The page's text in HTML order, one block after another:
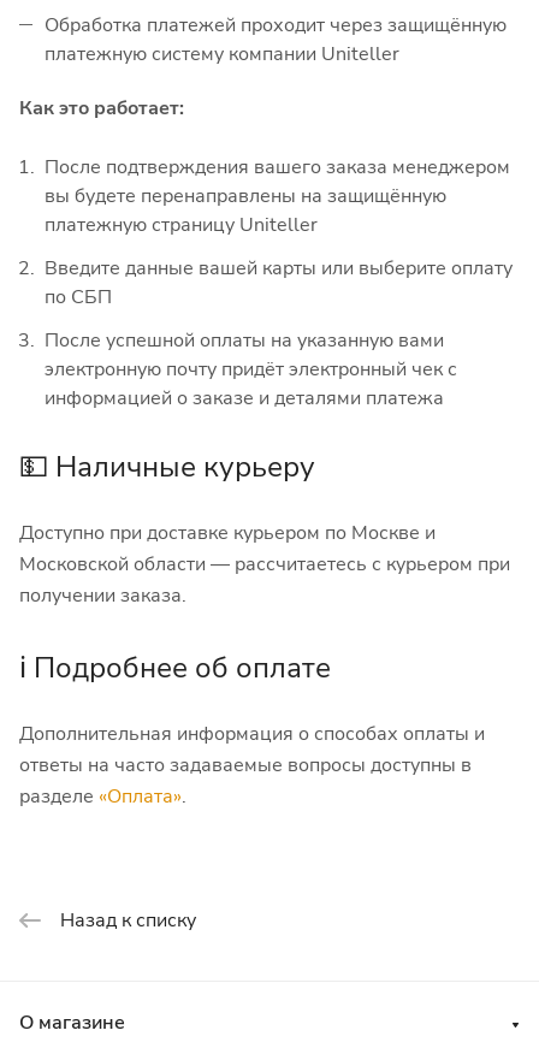
Обработка платежей проходит через защищённую
платежную систему компании Uniteller
Как это работает:
После подтверждения вашего заказа менеджером
вы будете перенаправлены на защищённую
платежную страницу Uniteller
Введите данные вашей карты или выберите оплату
по СБП
После успешной оплаты на указанную вами
электронную почту придёт электронный чек с
информацией о заказе и деталями платежа
💵 Наличные курьеру
Доступно при доставке курьером по Москве и
Московской области — рассчитаетесь с курьером при
получении заказа.
ℹ️ Подробнее об оплате
Дополнительная информация о способах оплаты и
ответы на часто задаваемые вопросы доступны в
разделе «Оплата».
Назад к списку
О магазине